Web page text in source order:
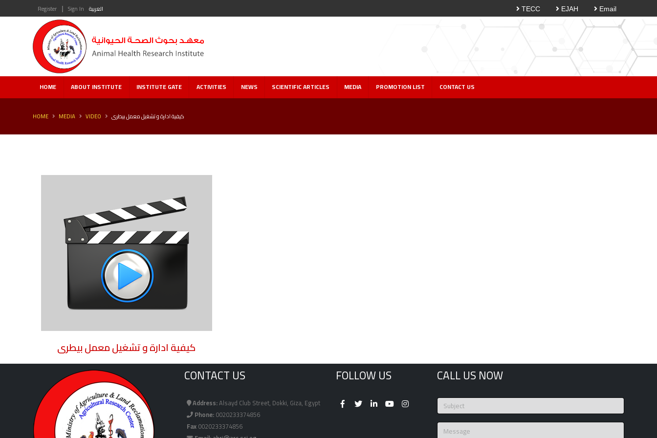
Register | Sign In العربية TECC EJAH Email
HOME ABOUT INSTITUTE INSTITUTE GATE ACTIVITIES NEWS SCIENTIFIC ARTICLES MEDIA PROMOTION LIST CONTACT US
HOME MEDIA VIDEO كيفية ادارة و تشغيل معمل بيطرى
كيفية ادارة و تشغيل معمل بيطرى
CONTACT US
Address:Alsayd Club Street, Dokki, Giza, Egypt
Phone:0020233374856
Fax0020233374856
FOLLOW US CALL US NOW